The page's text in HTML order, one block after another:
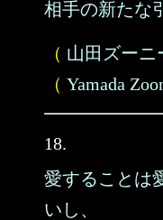
相手の新たな
（ 山田ズーニ
（ Yamada
18.
愛することは
いし、